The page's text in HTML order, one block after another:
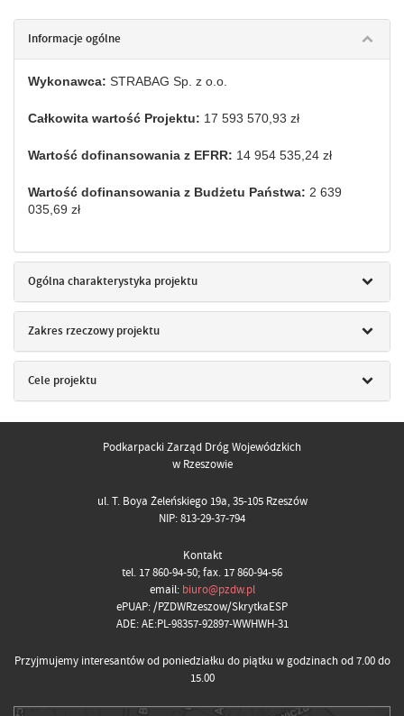
Informacje ogólne
Wykonawca: STRABAG Sp. z o.o.
Całkowita wartość Projektu: 17 593 570,93 zł
Wartość dofinansowania z EFRR: 14 954 535,24 zł
Wartość dofinansowania z Budżetu Państwa: 2 639
035,69 zł
Ogólna charakterystyka projektu
Zakres rzeczowy projektu
Cele projektu
Podkarpacki Zarząd Dróg Wojewódzkich
w Rzeszowie
ul. T. Boya Żeleńskiego 19a, 35-105 Rzeszów
NIP: 813-29-37-794
Kontakt
tel. 17 860-94-50; fax. 17 860-94-56
email: biuro@pzdw.pl
ePUAP: /PZDWRzeszow/SkrytkaESP
ADE: AE:PL-98357-92897-WWHWH-31
Przyjmujemy interesantów od poniedziałku do piątku w godzinach od 7.00 do
15.00